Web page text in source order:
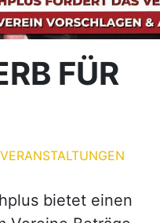
FÜR
VERANSTALTUNGEN
bietet einen